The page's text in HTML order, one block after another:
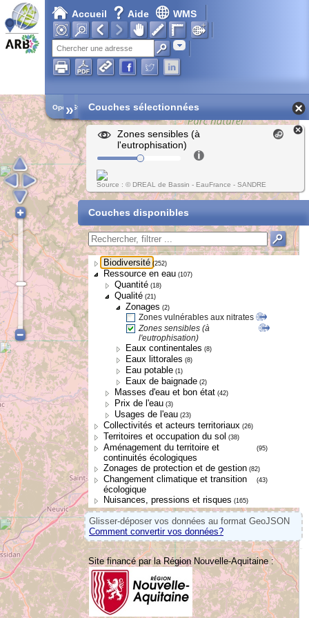
Accueil Aide WMS
Adresse
Open Street Map
» Couches sélectionnées
Zones sensibles (à
l'eutrophisation)
Source : © DREAL de Bassin - EauFrance - SANDRE
Couches disponibles
Biodiversité (252)
Ressource en eau (107)
Quantité (18)
Qualité (21)
Zonages (2)
Zones vulnérables aux nitrates
Zones sensibles (à
l'eutrophisation)
Eaux continentales (8)
Eaux littorales (8)
Eau potable (1)
Eaux de baignade (2)
Masses d'eau et bon état (42)
Prix de l'eau (3)
Usages de l'eau (23)
Collectivités et acteurs territoriaux (26)
Territoires et occupation du sol (38)
Aménagement du territoire et
continuités écologiques
(95)
Zonages de protection et de gestion (82)
Changement climatique et transition
écologique
(43)
Nuisances, pressions et risques (165)
Glisser-déposer vos données au format GeoJSON
Comment convertir vos données?
Site financé par la Région Nouvelle-Aquitaine :